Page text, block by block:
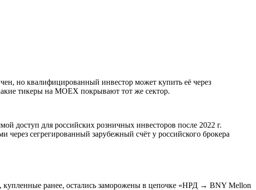
но квалифицированный инвестор может купить её через
тикеры на MOEX покрывают тот же сектор.
доступ для российских розничных инвесторов после 2022 г.
сегрегированный зарубежный счёт у российского брокера
купленные ранее, остались заморожены в цепочке «НРД → BNY Mellon